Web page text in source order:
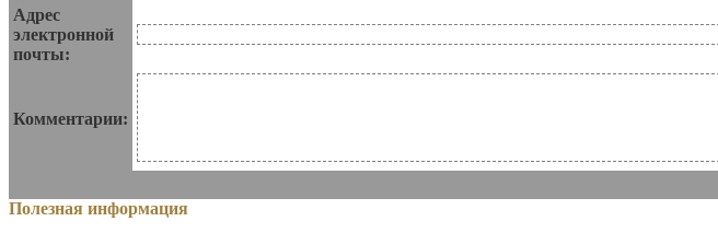
Адрес
электронной
почты:
Комментарии:
Полезная информация